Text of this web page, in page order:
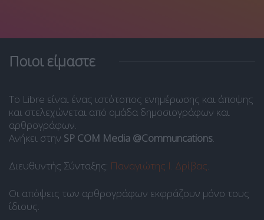
Ποιοι είμαστε
Το Libre είναι ένας ιστότοπος ενημέρωσης και άποψης
και στελεχώνεται από ομάδα δημοσιογράφων και
αρθρογράφων.
Ανήκει στην SP COM Media @Communcations.
Διευθυντής Σύνταξης: Παναγιώτης Ι. Δρίβας.
Οι απόψεις των αρθρογράφων εκφράζουν μόνο τους
ίδιους.